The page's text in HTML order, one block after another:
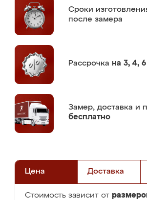
Сроки
после замера
Рассрочка на 3, 4,
Замер, доставка и
бесплатно
Цена Доставка
Стоимость зависит от